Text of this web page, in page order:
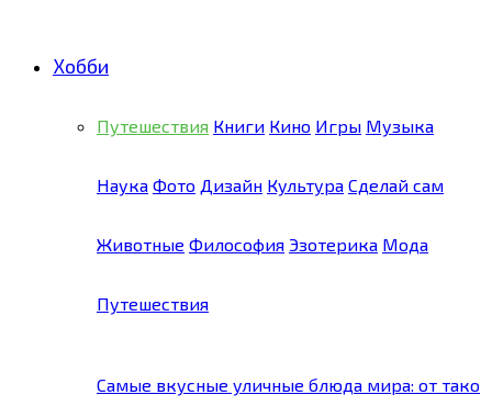
Хобби
Путешествия Книги Кино Игры Музыка
Наука Фото Дизайн Культура Сделай сам
Животные Философия Эзотерика Мода
Путешествия
Самые вкусные уличные блюда мира: от тако